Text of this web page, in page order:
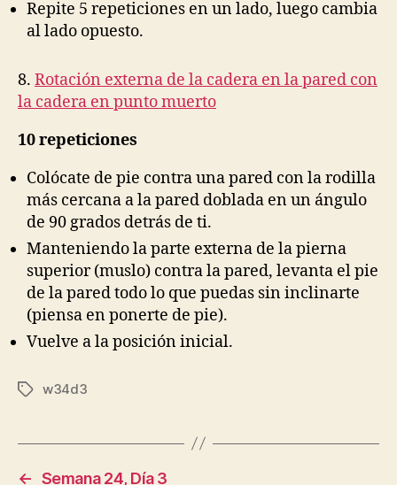
Repite 5 repeticiones en un lado, luego cambia
al lado opuesto.
8. Rotación externa de la cadera en la pared con
la cadera en punto muerto
10 repeticiones
Colócate de pie contra una pared con la rodilla
más cercana a la pared doblada en un ángulo
de 90 grados detrás de ti.
Manteniendo la parte externa de la pierna
superior (muslo) contra la pared, levanta el pie
de la pared todo lo que puedas sin inclinarte
(piensa en ponerte de pie).
Vuelve a la posición inicial.
Etiquetas
w34d3
← Semana 24, Día 3